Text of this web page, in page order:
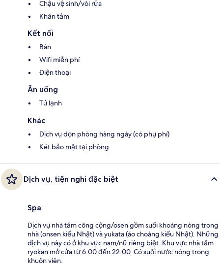
Chậu vệ sinh/vòi rửa
Khăn tắm
Kết nối
Bàn
Wifi miễn phí
Điện thoại
Ăn uống
Tủ lạnh
Khác
Dịch vụ dọn phòng hàng ngày (có phụ phí)
Két bảo mật tại phòng
Dịch vụ, tiện nghi đặc biệt
Spa
Dịch vụ nhà tắm công cộng/osen gồm suối khoáng nóng trong
nhà (onsen kiểu Nhật) và yukata (áo choàng kiểu Nhật). Những
dịch vụ này có ở khu vực nam/nữ riêng biệt. Khu vực nhà tắm
ryokan mở cửa từ 6:00 đến 22:00. Có suối nước nóng trong
khuôn viên.